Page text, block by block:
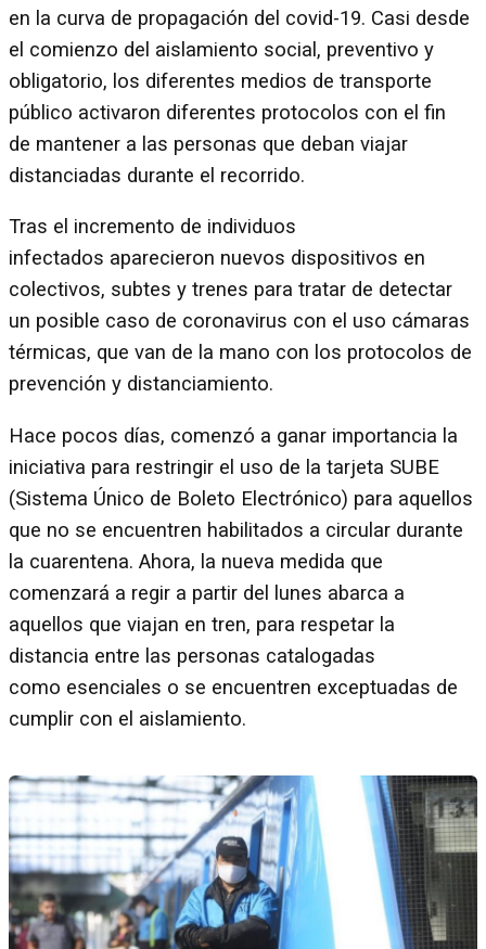
en la curva de propagación del covid-19. Casi desde
el comienzo del aislamiento social, preventivo y
obligatorio, los diferentes medios de transporte
público activaron diferentes protocolos con el fin
de mantener a las personas que deban viajar
distanciadas durante el recorrido.
Tras el incremento de individuos
infectados aparecieron nuevos dispositivos en
colectivos, subtes y trenes para tratar de detectar
un posible caso de coronavirus con el uso cámaras
térmicas, que van de la mano con los protocolos de
prevención y distanciamiento.
Hace pocos días, comenzó a ganar importancia la
iniciativa para restringir el uso de la tarjeta SUBE
(Sistema Único de Boleto Electrónico) para aquellos
que no se encuentren habilitados a circular durante
la cuarentena. Ahora, la nueva medida que
comenzará a regir a partir del lunes abarca a
aquellos que viajan en tren, para respetar la
distancia entre las personas catalogadas
como esenciales o se encuentren exceptuadas de
cumplir con el aislamiento.